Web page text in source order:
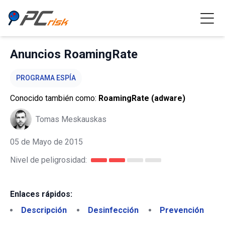
Anuncios RoamingRate
PROGRAMA ESPÍA
Conocido también como: RoamingRate (adware)
Tomas Meskauskas
05 de Mayo de 2015
Nivel de peligrosidad:
Enlaces rápidos:
Descripción
Desinfección Prevención